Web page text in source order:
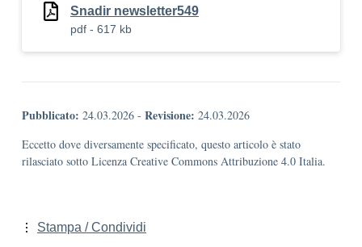
Snadir newsletter549
pdf - 617 kb
Pubblicato: 24.03.2026 - Revisione: 24.03.2026
Eccetto dove diversamente specificato, questo articolo è stato
rilasciato sotto Licenza Creative Commons Attribuzione 4.0 Italia.
Stampa / Condividi